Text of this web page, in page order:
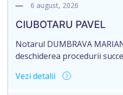
6 august, 2026
CIUBOTARU PAVEL
Notarul DUMBRAVA
deschiderea procedurii
28.12.1951, decedat la data
Vezi detalii